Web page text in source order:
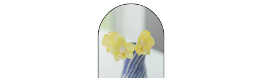
コウケンテツのヒトワザ巡り
ノーラのフィンランド旅気分